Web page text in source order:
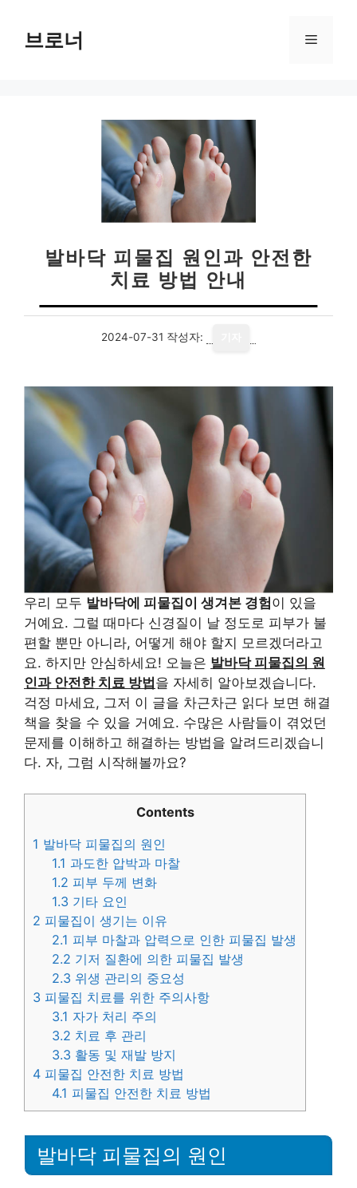
브로너 메
발바닥 피물집 원인과 안전한
치료 방법 안내
2024-07-31 작성자:
우리 모두 발바닥에 피물집이 생겨본 경험이 있을
거예요. 그럴 때마다 신경질이 날 정도로 피부가 불
편할 뿐만 아니라, 어떻게 해야 할지 모르겠더라고
요. 하지만 안심하세요! 오늘은 발바닥 피물집의 원
인과 안전한 치료 방법 을 자세히 알아보겠습니다.
걱정 마세요, 그저 이 글을 차근차근 읽다 보면 해결
책을 찾을 수 있을 거예요. 수많은 사람들이 겪었던
문제를 이해하고 해결하는 방법을 알려드리겠습니
다. 자, 그럼 시작해볼까요?
Contents
1 발바닥 피물집의 원인
1.1 과도한 압박과 마찰
1.2 피부 두께 변화
1.3 기타 요인
2 피물집이 생기는 이유
2.1 피부 마찰과 압력으로 인한 피물집 발생
2.2 기저 질환에 의한 피물집 발생
2.3 위생 관리의 중요성
3 피물집 치료를 위한 주의사항
3.1 자가 처리 주의
3.2 치료 후 관리
3.3 활동 및 재발 방지
4 피물집 안전한 치료 방법
4.1 피물집 안전한 치료 방법
발바닥 피물집의 원인